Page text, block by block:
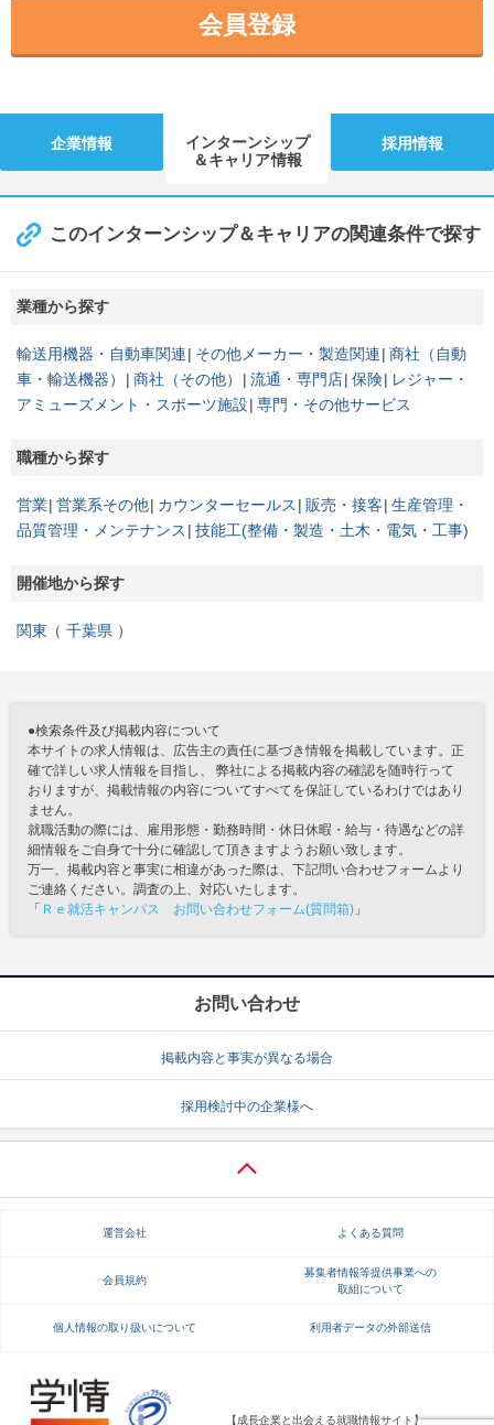
会員登録
企業情報
インターンシップ
＆キャリア情報
採用情報
このインターンシップ＆キャリアの関連条件で探す
業種から探す
輸送用機器・自動車関連 その他メーカー・製造関連 商社（自動
車・輸送機器）
商社（その他） 流通・専門店 保険
レジャー・
アミューズメント・スポーツ施設 専門・その他サービス
職種から探す
営業 営業系その他 カウンターセールス 販売・接客 生産管理・
品質管理・メンテナンス
技能工(整備・製造・土木・電気・工事)
開催地から探す
関東 千葉県
●検索条件及び掲載内容について
本サイトの求人情報は、広告主の責任に基づき情報を掲載しています。正
確で詳しい求人情報を目指し、 弊社による掲載内容の確認を随時行って
おりますが、掲載情報の内容についてすべてを保証しているわけではあり
ません。
就職活動の際には、雇用形態・勤務時間・休日休暇・給与・待遇などの詳
細情報をご自身で十分に確認して頂きますようお願い致します。
万一、掲載内容と事実に相違があった際は、下記問い合わせフォームより
ご連絡ください。調査の上、対応いたします。
「 Ｒｅ就活キャンパス お問い合わせフォーム(質問箱) 」
お問い合わせ
掲載内容と事実が異なる場合
採用検討中の企業様へ
運営会社 よくある質問
会員規約
募集者情報等提供事業への
取組について
個人情報の取り扱いについて 利用者データの外部送信
【成長企業と出会える就職情報サイト】